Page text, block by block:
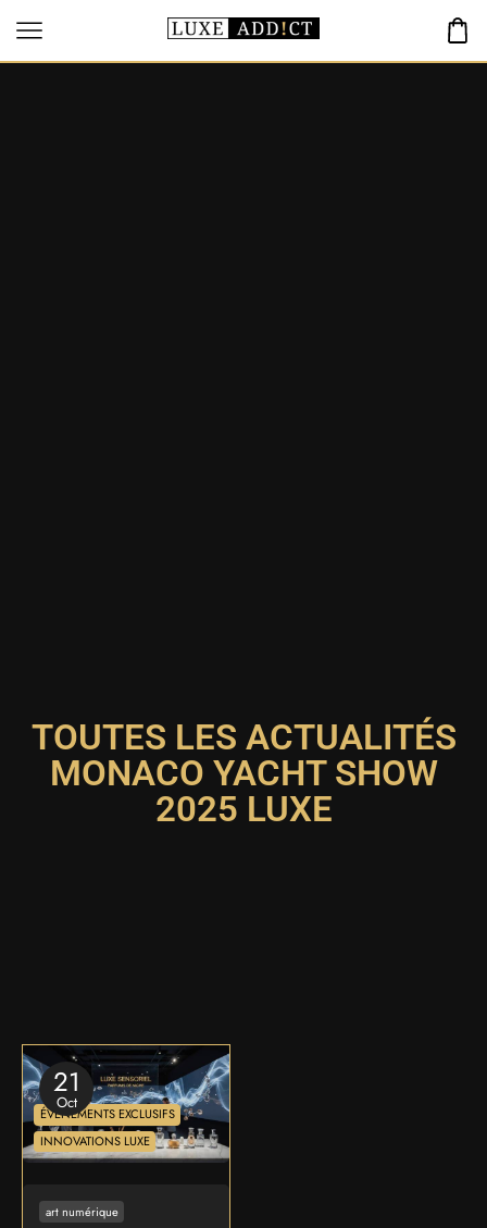
TOUTES LES ACTUALITÉS
MONACO YACHT SHOW
2025 LUXE
21
Oct
ÉVÉNEMENTS EXCLUSIFS
INNOVATIONS LUXE
art numérique